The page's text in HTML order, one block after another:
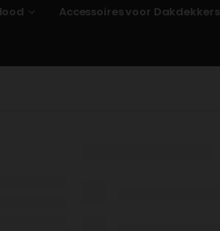
Accessoires voor Dakdekkers